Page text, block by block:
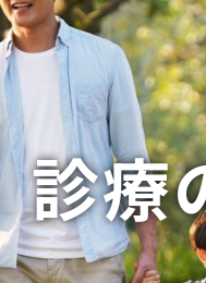
診療